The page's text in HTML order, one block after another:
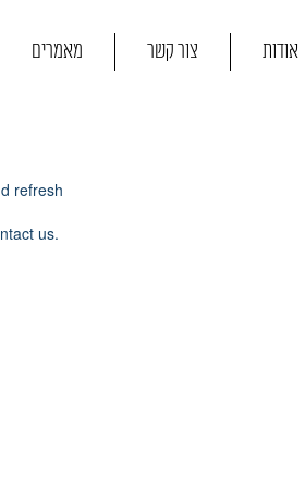
מאמרים צור קשר אודות
refresh
us.